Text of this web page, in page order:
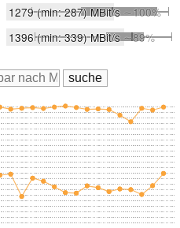
1279(min: 287)MBit/s∼100%
1396(min: 339)MBit/s∼89%